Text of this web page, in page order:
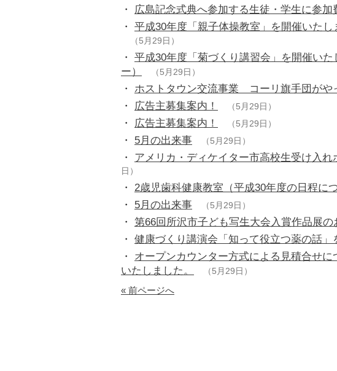
・ 広島記念式典へ参加する生徒・学生に参加
・ 平成30年度「親子体操教室」を開催いたし
（5月29日）
・ 平成30年度「菊づくり講習会」を開催い
ー）
（5月29日）
・ ホストタウン交流事業 コーリ旗手団がや
・ 広告主募集案内！ （5月29日）
・ 広告主募集案内！ （5月29日）
・ 5月の出来事 （5月29日）
・ アメリカ・ディケイター市高校生受け入れ
日）
・ 2歳児歯科健康教室（平成30年度の日程につ
・ 5月の出来事 （5月29日）
・ 第66回所沢市子ども写生大会入賞作品展の
・ 健康づくり講演会「知って役立つ薬の話」
・ オープンカウンター方式による見積合せ
いたしました。
（5月29日）
« 前ページへ